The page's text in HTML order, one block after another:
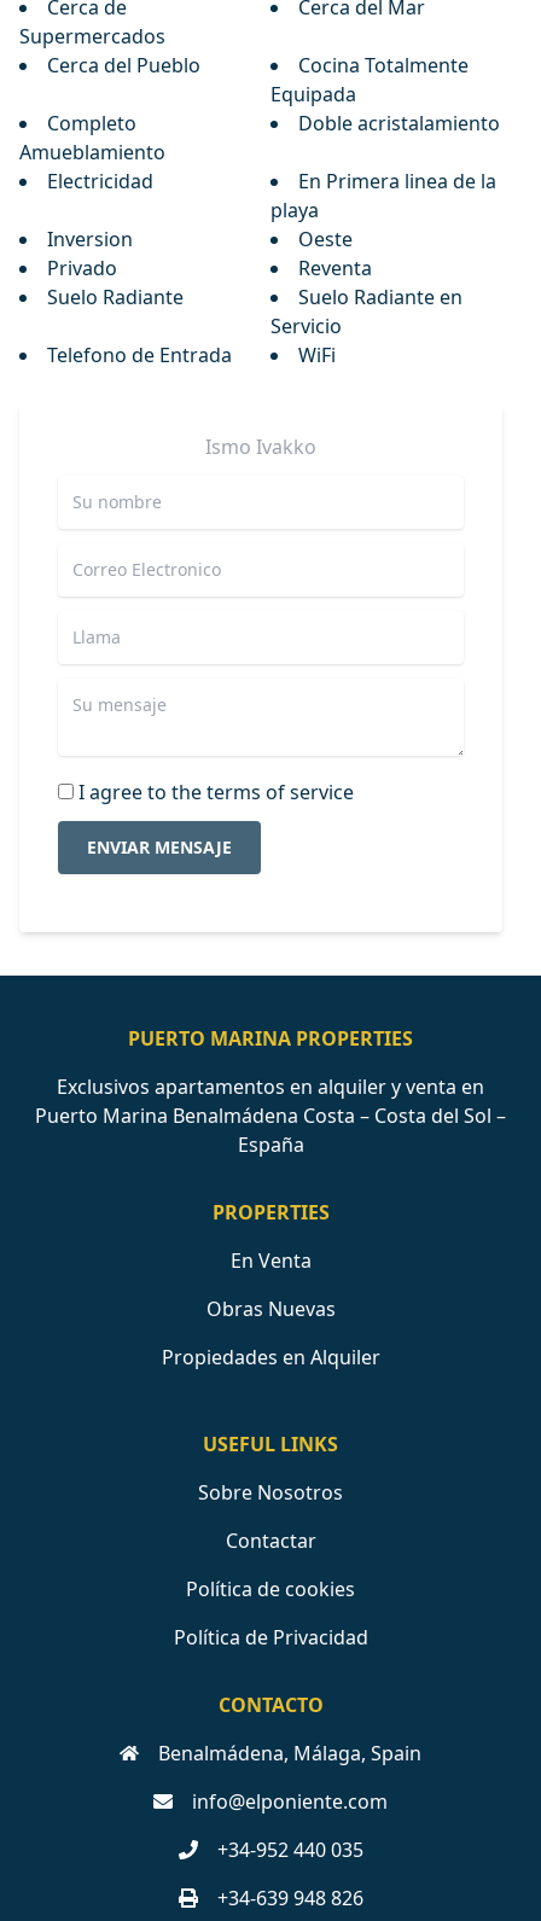
Cerca de
Supermercados
Cerca del Mar
Cerca del Pueblo
Cocina Totalmente
Equipada
Completo
Amueblamiento
Doble acristalamiento
Electricidad
En Primera linea de la
playa
Inversion
Oeste
Privado
Reventa
Suelo Radiante
Suelo Radiante en
Servicio
Telefono de Entrada
WiFi
Ismo Ivakko
I agree to the terms of service
ENVIAR MENSAJE
PUERTO MARINA PROPERTIES
Exclusivos apartamentos en alquiler y venta en
Puerto Marina Benalmádena Costa – Costa del Sol –
España
PROPERTIES
En Venta
Obras Nuevas
Propiedades en Alquiler
USEFUL LINKS
Sobre Nosotros
Contactar
Política de cookies
Política de Privacidad
CONTACTO
Benalmádena, Málaga, Spain
info@elponiente.com
+34-952 440 035
+34-639 948 826